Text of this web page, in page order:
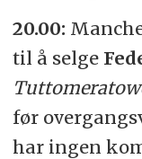
20.00:
til å selge
før
har ingen